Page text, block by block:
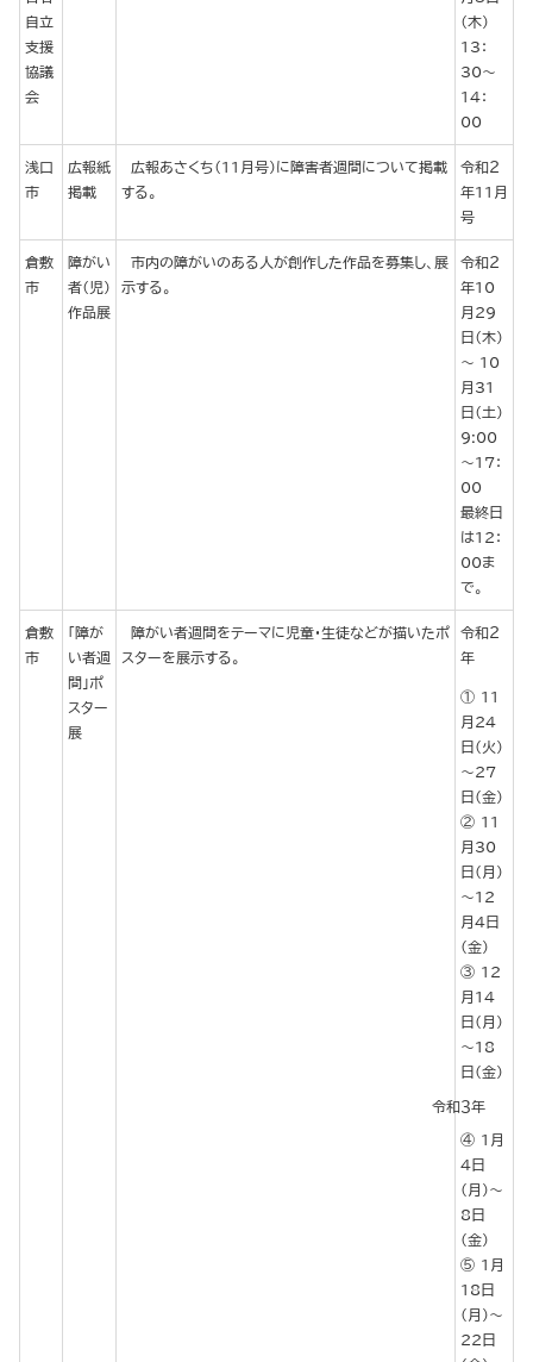
自立
支援
協議
会
（木）
13：
30～
14：
00
浅口
市
広報紙
掲載
広報あさくち（11月号）に障害者週間について掲載
する。
令和２
年11月
号
倉敷
市
障がい
者（児）
作品展
市内の障がいのある人が創作した作品を募集し、展
示する。
令和２
年10
月29
日（木）
～ 10
月31
日（土）
9:00
～17：
00
最終日
は12：
00ま
で。
倉敷
市
「障が
い者週
間」ポ
スター
展
障がい者週間をテーマに児童・生徒などが描いたポ
スターを展示する。
令和２
年
11
月24
日(火)
～27
日(金)
11
月30
日(月)
～12
月４日
(金)
12
月14
日(月)
～18
日(金)
令和３年
1月
４日
(月)～
8日
(金)
1月
18日
(月)～
22日